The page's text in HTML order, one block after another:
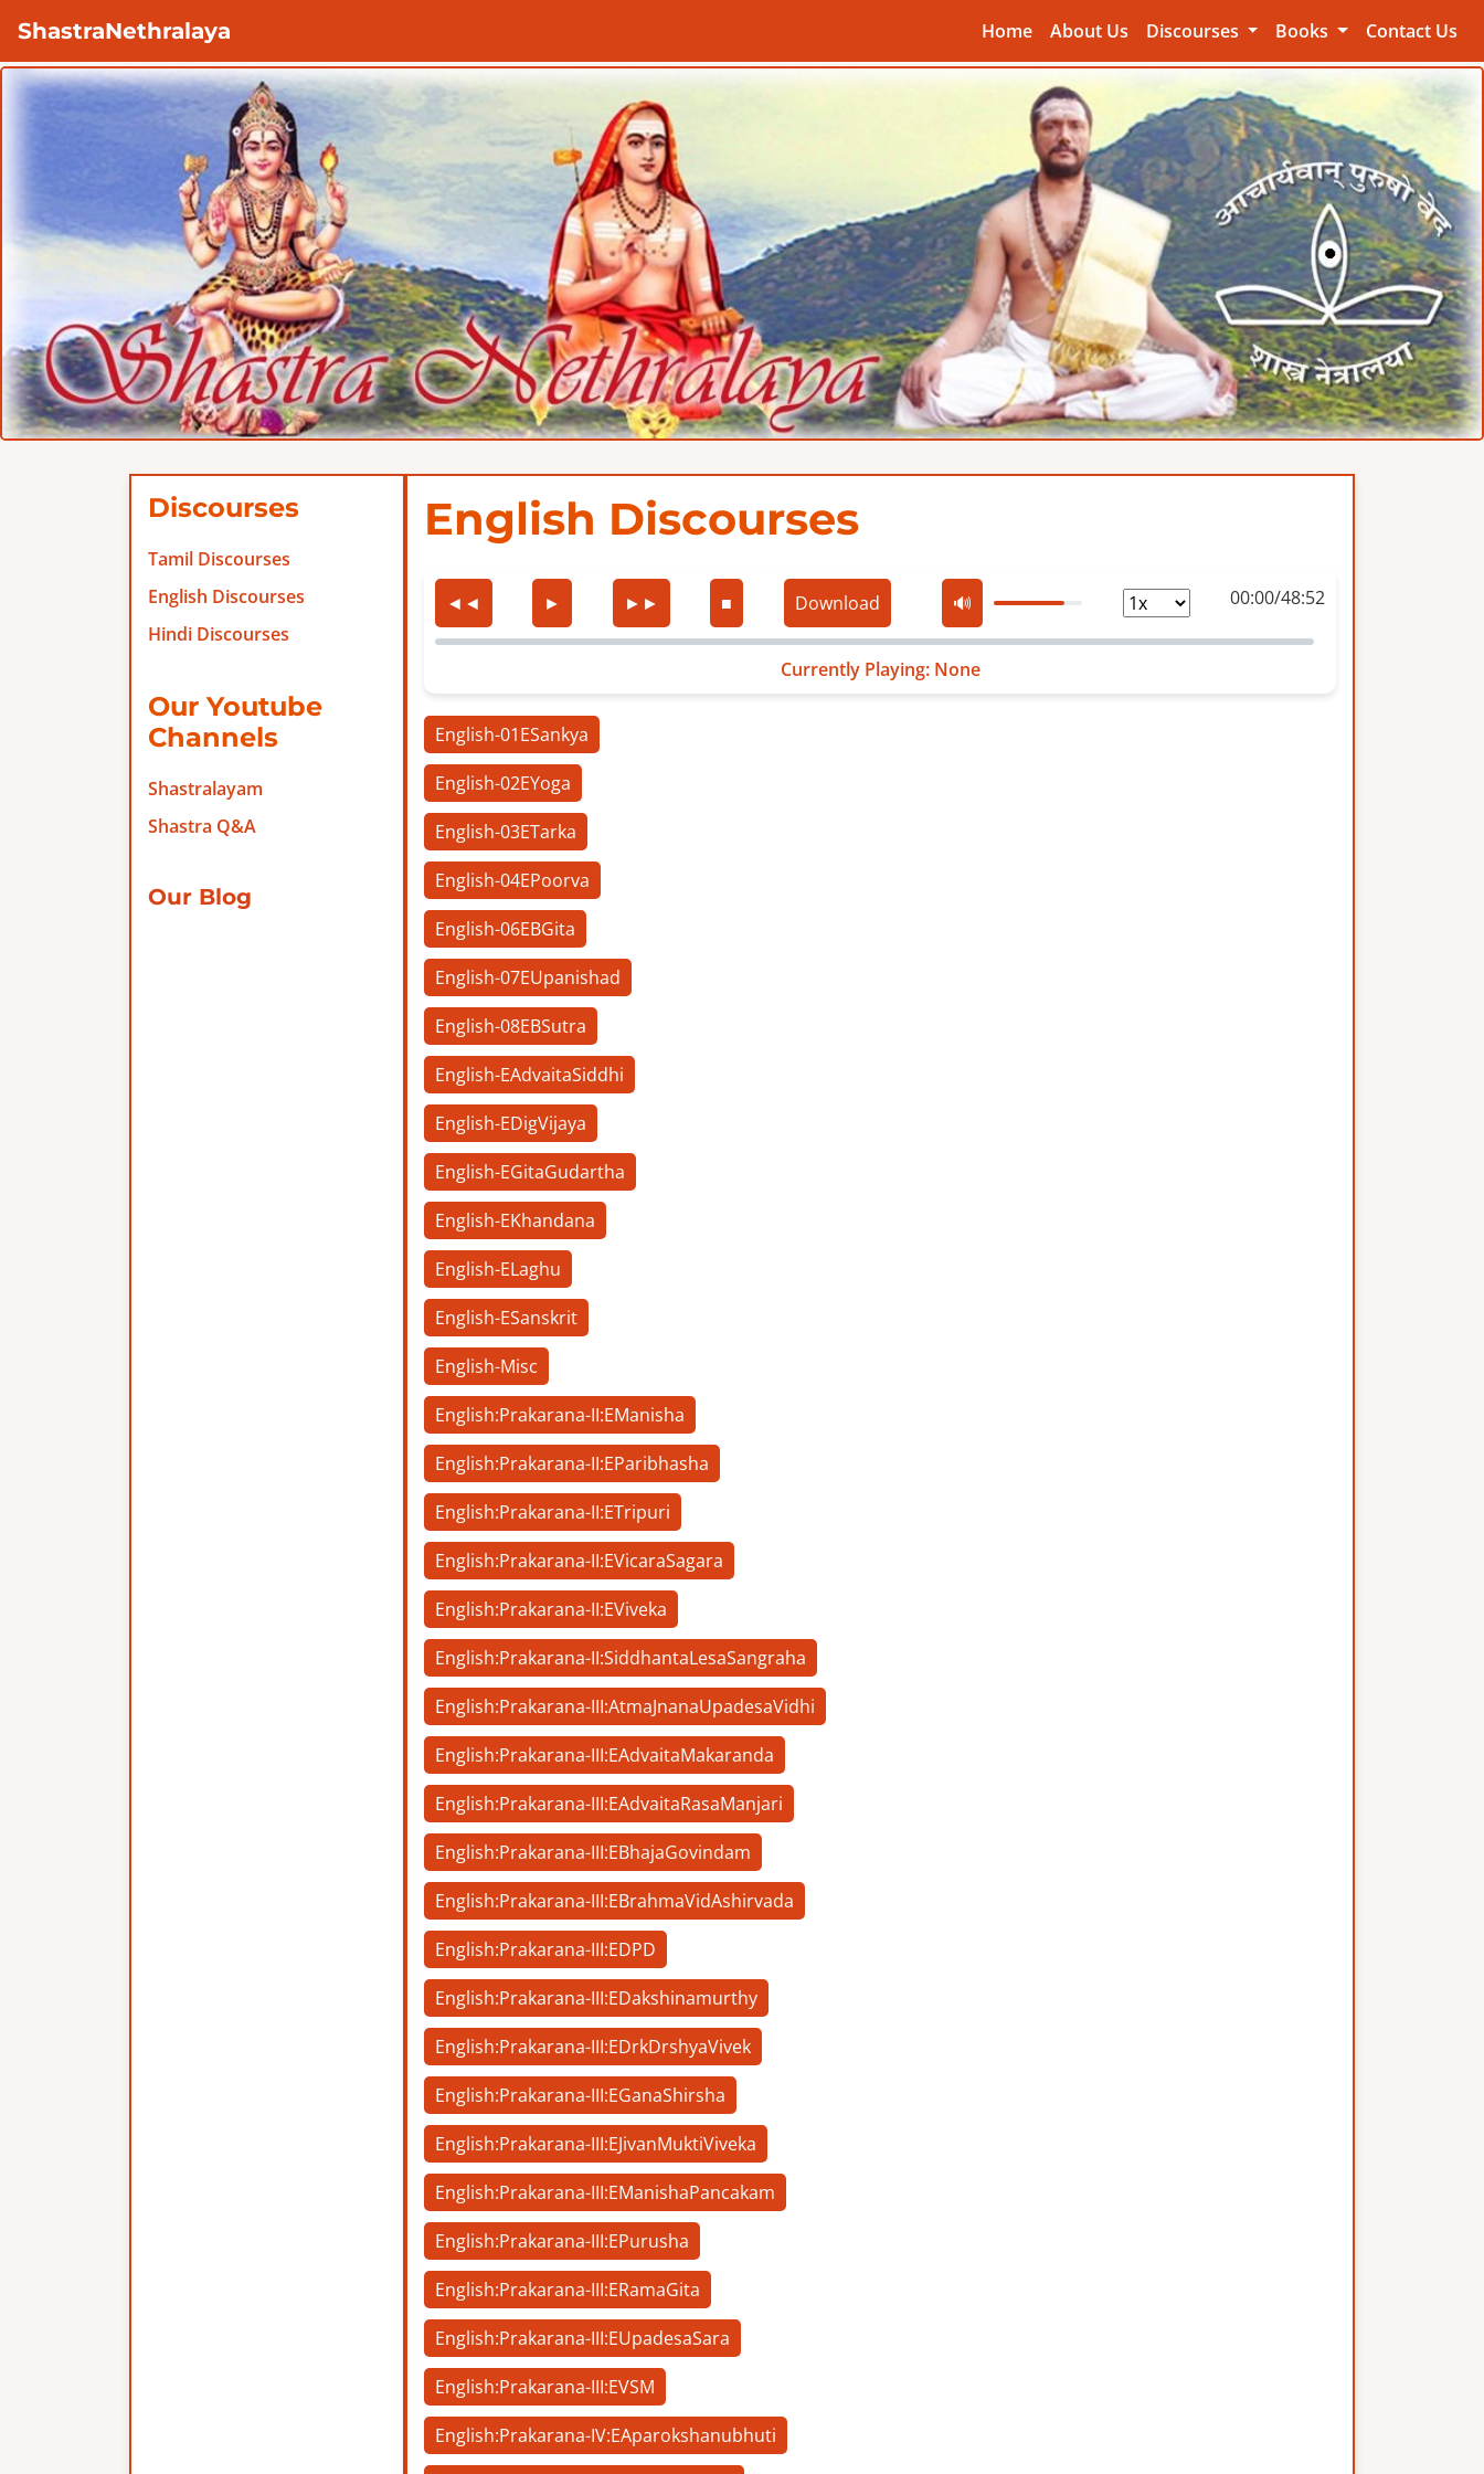
ShastraNethralaya Home About Us Discourses Books Contact Us
Discourses
Tamil Discourses
English Discourses
Hindi Discourses
Our Youtube
Channels
Shastralayam
Shastra Q&A
Our Blog
English Discourses
◄◄ ► ►► ■ Download 🔊 00:00/48:52
Currently Playing: None
English-01ESankya
English-02EYoga
English-03ETarka
English-04EPoorva
English-06EBGita
English-07EUpanishad
English-08EBSutra
English-EAdvaitaSiddhi
English-EDigVijaya
English-EGitaGudartha
English-EKhandana
English-ELaghu
English-ESanskrit
English-Misc
English:Prakarana-II:EManisha
English:Prakarana-II:EParibhasha
English:Prakarana-II:ETripuri
English:Prakarana-II:EVicaraSagara
English:Prakarana-II:EViveka
English:Prakarana-II:SiddhantaLesaSangraha
English:Prakarana-III:AtmaJnanaUpadesaVidhi
English:Prakarana-III:EAdvaitaMakaranda
English:Prakarana-III:EAdvaitaRasaManjari
English:Prakarana-III:EBhajaGovindam
English:Prakarana-III:EBrahmaVidAshirvada
English:Prakarana-III:EDPD
English:Prakarana-III:EDakshinamurthy
English:Prakarana-III:EDrkDrshyaVivek
English:Prakarana-III:EGanaShirsha
English:Prakarana-III:EJivanMuktiViveka
English:Prakarana-III:EManishaPancakam
English:Prakarana-III:EPurusha
English:Prakarana-III:ERamaGita
English:Prakarana-III:EUpadesaSara
English:Prakarana-III:EVSM
English:Prakarana-IV:EAparokshanubhuti